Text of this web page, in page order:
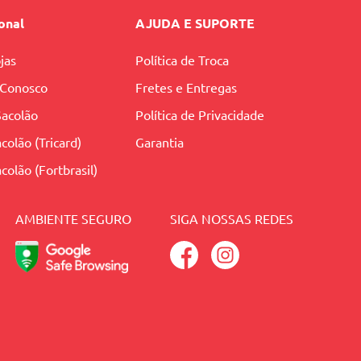
(Tricard)
(Fortbrasil)
AJUDA E SUPORTE
Política de Troca
Fretes e Entregas
Política de Privacidade
Garantia
AMBIENTE SEGURO SIGA NOSSAS REDES